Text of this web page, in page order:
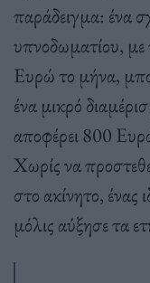
παράδειγμα: ένα
υπνοδωματίου, με
Ευρώ το μήνα,
ένα μικρό
αποφέρει 800
Χωρίς να
στο ακίνητο, ένας
μόλις αύξησε τα